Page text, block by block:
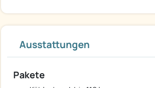
Ausstattungen
Pakete